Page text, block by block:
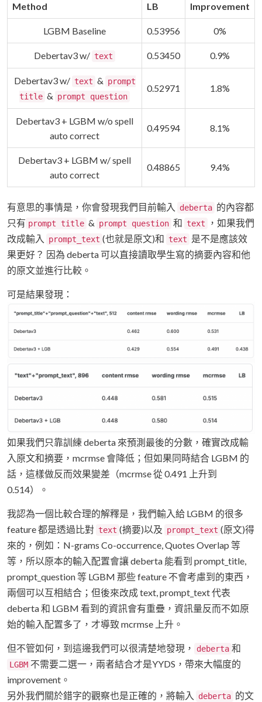
Method LB Improvement
LGBM Baseline 0.53956 0%
Debertav3 w/ text 0.53450 0.9%
Debertav3 w/ text & prompt
title & prompt question
0.52971 1.8%
Debertav3 + LGBM w/o spell
auto correct
0.49594 8.1%
Debertav3 + LGBM w/ spell
auto correct
0.48865 9.4%
有意思的事情是，你會發現我們目前輸入 deberta 的內容都
只有 prompt title & prompt question 和 text
，如果我們
改成輸入
prompt_text (也就是原文)和 text 是不是應該效
果更好？ 因為 deberta 可以直接讀取學生寫的摘要內容和他
的原文並進行比較。
可是結果發現：
如果我們只靠訓練 deberta 來預測最後的分數，確實改成輸
入原文和摘要，mcrmse 會降低；但如果同時結合 LGBM 的
話，這樣做反而效果變差（mcrmse 從 0.491 上升到
0.514）。
我認為一個比較合理的解釋是，我們輸入給 LGBM 的很多
feature 都是透過比對 text (摘要)以及 prompt_text (原文)得
來的，例如：N-grams Co-occurrence, Quotes Overlap 等
等，所以原本的輸入配置會讓 deberta 能看到 prompt_title,
prompt_question 等 LGBM 那些 feature 不會考慮到的東西，
兩個可以互相結合；但後來改成 text, prompt_text 代表
deberta 和 LGBM 看到的資訊會有重疊，資訊量反而不如原
始的輸入配置多了，才導致 mcrmse 上升。
但不管如何，到這邊我們可以很清楚地發現， deberta 和
LGBM 不需要二選一，兩者結合才是YYDS，帶來大幅度的
improvement。
另外我們關於錯字的觀察也是正確的，將輸入
deberta 的文